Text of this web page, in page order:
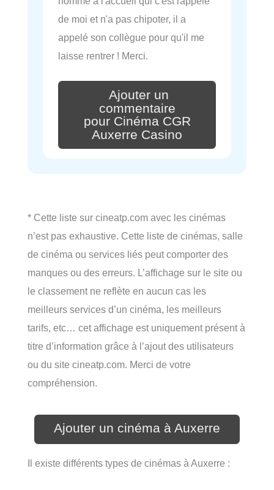
de moi et n'a pas chipoter, il a
appelé son collègue pour qu'il me
laisse rentrer ! Merci.
Ajouter un
commentaire
pour Cinéma CGR
Auxerre Casino
* Cette liste sur cineatp.com avec les cinémas
n’est pas exhaustive. Cette liste de cinémas, salle
de cinéma ou services liés peut comporter des
manques ou des erreurs. L’affichage sur le site ou
le classement ne reflète en aucun cas les
meilleurs services d’un cinéma, les meilleurs
tarifs, etc… cet affichage est uniquement présent à
titre d’information grâce à l’ajout des utilisateurs
ou du site cineatp.com. Merci de votre
compréhension.
Ajouter un cinéma à Auxerre
Il existe différents types de cinémas à Auxerre :